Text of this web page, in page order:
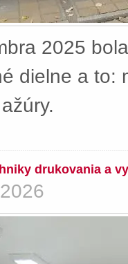
2025
dielne a to:
drukovania a